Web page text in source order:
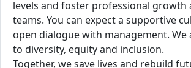
levels and foster professional growth
teams. You can expect a supportive
open dialogue with management.
to diversity, equity and inclusion.
Together, we save lives and rebuild